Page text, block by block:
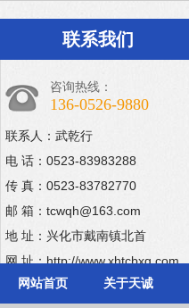
联系我们
咨询热线：
136-0526-9880
联系人：武乾行
电 话：0523-83983288
传 真：0523-83782770
邮 箱：tcwqh@163.com
地 址：兴化市戴南镇北首
网 址：http://www.xhtcbxg.com
网站首页 关于天诚